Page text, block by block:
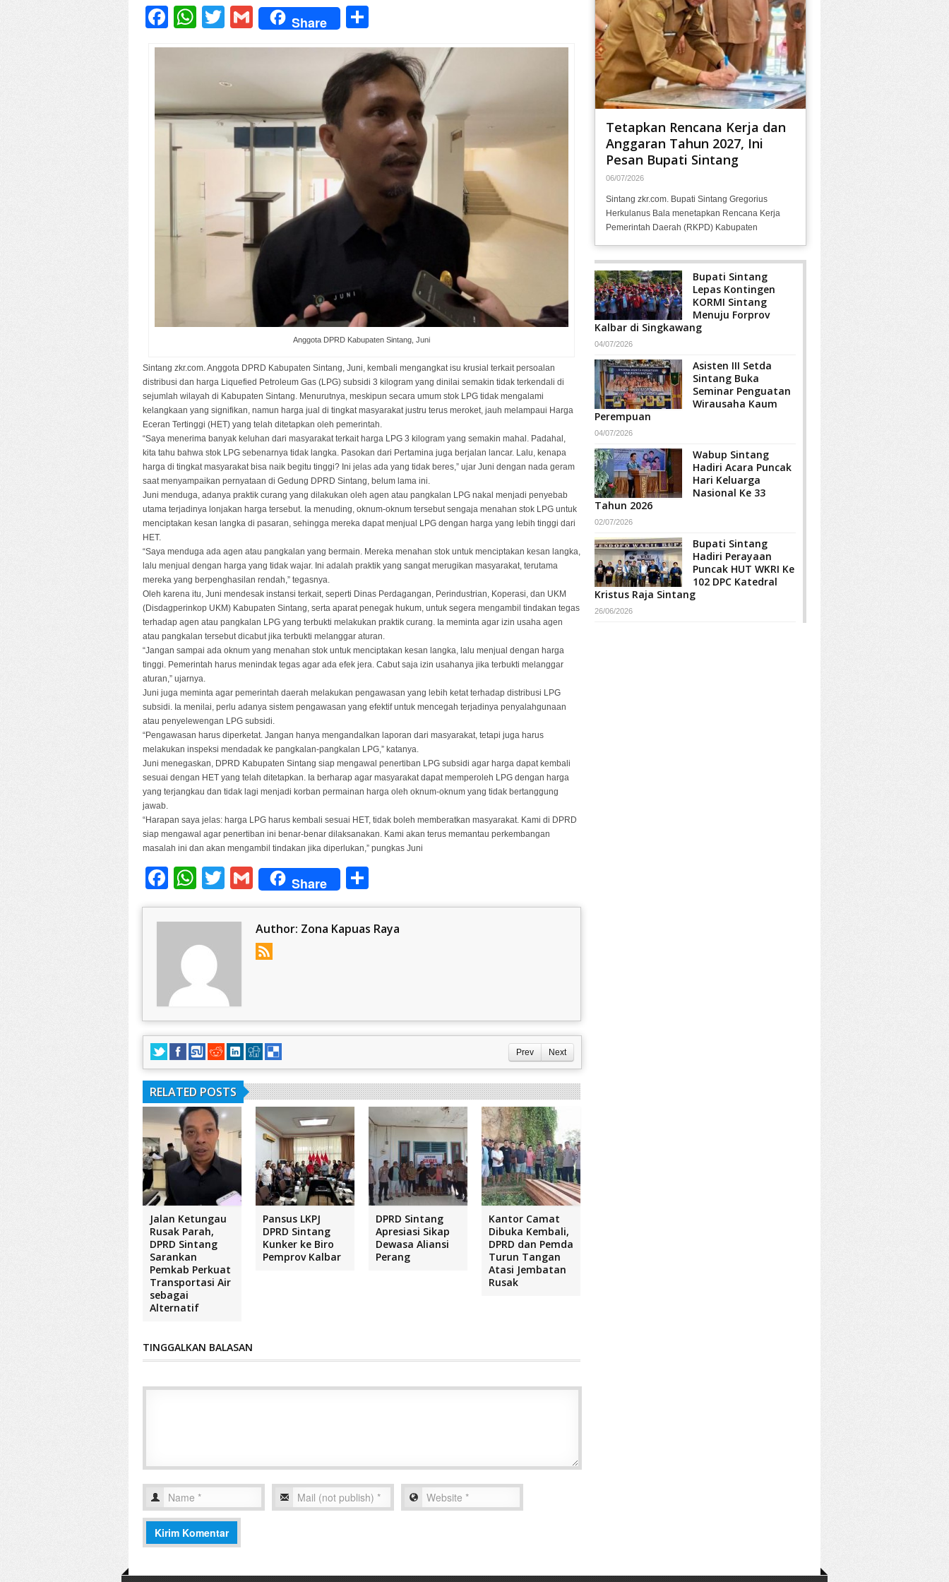
Facebook
WhatsApp
TwitterGmail
Share
Anggota DPRD Kabupaten Sintang, Juni
Sintang zkr.com. Anggota DPRD Kabupaten Sintang, Juni, kembali mengangkat isu krusial terkait persoalan
distribusi dan harga Liquefied Petroleum Gas (LPG) subsidi 3 kilogram yang dinilai semakin tidak terkendali di
sejumlah wilayah di Kabupaten Sintang. Menurutnya, meskipun secara umum stok LPG tidak mengalami
kelangkaan yang signifikan, namun harga jual di tingkat masyarakat justru terus meroket, jauh melampaui Harga
Eceran Tertinggi (HET) yang telah ditetapkan oleh pemerintah.
“Saya menerima banyak keluhan dari masyarakat terkait harga LPG 3 kilogram yang semakin mahal. Padahal,
kita tahu bahwa stok LPG sebenarnya tidak langka. Pasokan dari Pertamina juga berjalan lancar. Lalu, kenapa
harga di tingkat masyarakat bisa naik begitu tinggi? Ini jelas ada yang tidak beres,” ujar Juni dengan nada geram
saat menyampaikan pernyataan di Gedung DPRD Sintang, belum lama ini.
Juni menduga, adanya praktik curang yang dilakukan oleh agen atau pangkalan LPG nakal menjadi penyebab
utama terjadinya lonjakan harga tersebut. Ia menuding, oknum-oknum tersebut sengaja menahan stok LPG untuk
menciptakan kesan langka di pasaran, sehingga mereka dapat menjual LPG dengan harga yang lebih tinggi dari
HET.
“Saya menduga ada agen atau pangkalan yang bermain. Mereka menahan stok untuk menciptakan kesan langka,
lalu menjual dengan harga yang tidak wajar. Ini adalah praktik yang sangat merugikan masyarakat, terutama
mereka yang berpenghasilan rendah,” tegasnya.
Oleh karena itu, Juni mendesak instansi terkait, seperti Dinas Perdagangan, Perindustrian, Koperasi, dan UKM
(Disdagperinkop UKM) Kabupaten Sintang, serta aparat penegak hukum, untuk segera mengambil tindakan tegas
terhadap agen atau pangkalan LPG yang terbukti melakukan praktik curang. Ia meminta agar izin usaha agen
atau pangkalan tersebut dicabut jika terbukti melanggar aturan.
“Jangan sampai ada oknum yang menahan stok untuk menciptakan kesan langka, lalu menjual dengan harga
tinggi. Pemerintah harus menindak tegas agar ada efek jera. Cabut saja izin usahanya jika terbukti melanggar
aturan,” ujarnya.
Juni juga meminta agar pemerintah daerah melakukan pengawasan yang lebih ketat terhadap distribusi LPG
subsidi. Ia menilai, perlu adanya sistem pengawasan yang efektif untuk mencegah terjadinya penyalahgunaan
atau penyelewengan LPG subsidi.
“Pengawasan harus diperketat. Jangan hanya mengandalkan laporan dari masyarakat, tetapi juga harus
melakukan inspeksi mendadak ke pangkalan-pangkalan LPG,” katanya.
Juni menegaskan, DPRD Kabupaten Sintang siap mengawal penertiban LPG subsidi agar harga dapat kembali
sesuai dengan HET yang telah ditetapkan. Ia berharap agar masyarakat dapat memperoleh LPG dengan harga
yang terjangkau dan tidak lagi menjadi korban permainan harga oleh oknum-oknum yang tidak bertanggung
jawab.
“Harapan saya jelas: harga LPG harus kembali sesuai HET, tidak boleh memberatkan masyarakat. Kami di DPRD
siap mengawal agar penertiban ini benar-benar dilaksanakan. Kami akan terus memantau perkembangan
masalah ini dan akan mengambil tindakan jika diperlukan,” pungkas Juni
Facebook
WhatsApp
TwitterGmail
Share
Author: Zona Kapuas Raya
Prev Next
RELATED POSTS
Jalan Ketungau
Rusak Parah,
DPRD Sintang
Sarankan
Pemkab Perkuat
Transportasi Air
sebagai
Alternatif
Pansus LKPJ
DPRD Sintang
Kunker ke Biro
Pemprov Kalbar
DPRD Sintang
Apresiasi Sikap
Dewasa Aliansi
Perang
Kantor Camat
Dibuka Kembali,
DPRD dan Pemda
Turun Tangan
Atasi Jembatan
Rusak
TINGGALKAN BALASAN
Tetapkan Rencana Kerja dan
Anggaran Tahun 2027, Ini
Pesan Bupati Sintang
06/07/2026
Sintang zkr.com. Bupati Sintang Gregorius
Herkulanus Bala menetapkan Rencana Kerja
Pemerintah Daerah (RKPD) Kabupaten
Bupati Sintang
Lepas Kontingen
KORMI Sintang
Menuju Forprov
Kalbar di Singkawang
04/07/2026
Asisten III Setda
Sintang Buka
Seminar Penguatan
Wirausaha Kaum
Perempuan
04/07/2026
Wabup Sintang
Hadiri Acara Puncak
Hari Keluarga
Nasional Ke 33
Tahun 2026
02/07/2026
Bupati Sintang
Hadiri Perayaan
Puncak HUT WKRI Ke
102 DPC Katedral
Kristus Raja Sintang
26/06/2026